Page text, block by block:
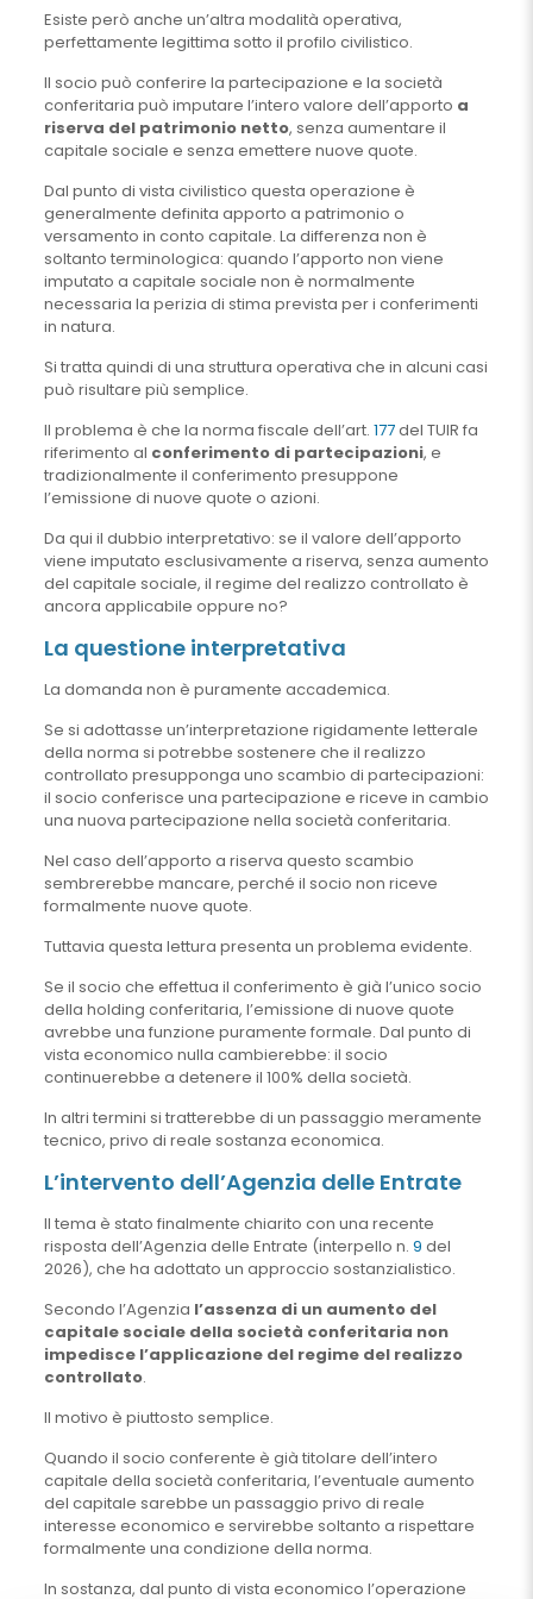
Esiste però anche un’altra modalità operativa,
perfettamente legittima sotto il profilo civilistico.
Il socio può conferire la partecipazione e la società
conferitaria può imputare l’intero valore dell’apporto a
riserva del patrimonio netto, senza aumentare il
capitale sociale e senza emettere nuove quote.
Dal punto di vista civilistico questa operazione è
generalmente definita apporto a patrimonio o
versamento in conto capitale. La differenza non è
soltanto terminologica: quando l’apporto non viene
imputato a capitale sociale non è normalmente
necessaria la perizia di stima prevista per i conferimenti
in natura.
Si tratta quindi di una struttura operativa che in alcuni casi
può risultare più semplice.
Il problema è che la norma fiscale dell’art. 177del TUIR fa
riferimento al conferimento di partecipazioni, e
tradizionalmente il conferimento presuppone
l’emissione di nuove quote o azioni.
Da qui il dubbio interpretativo: se il valore dell’apporto
viene imputato esclusivamente a riserva, senza aumento
del capitale sociale, il regime del realizzo controllato è
ancora applicabile oppure no?
La questione interpretativa
La domanda non è puramente accademica.
Se si adottasse un’interpretazione rigidamente letterale
della norma si potrebbe sostenere che il realizzo
controllato presupponga uno scambio di partecipazioni:
il socio conferisce una partecipazione e riceve in cambio
una nuova partecipazione nella società conferitaria.
Nel caso dell’apporto a riserva questo scambio
sembrerebbe mancare, perché il socio non riceve
formalmente nuove quote.
Tuttavia questa lettura presenta un problema evidente.
Se il socio che effettua il conferimento è già l’unico socio
della holding conferitaria, l’emissione di nuove quote
avrebbe una funzione puramente formale. Dal punto di
vista economico nulla cambierebbe: il socio
continuerebbe a detenere il 100% della società.
In altri termini si tratterebbe di un passaggio meramente
tecnico, privo di reale sostanza economica.
L’intervento dell’Agenzia delle Entrate
Il tema è stato finalmente chiarito con una recente
risposta dell’Agenzia delle Entrate (interpello n. 9 del
2026), che ha adottato un approccio sostanzialistico.
Secondo l’Agenzia l’assenza di un aumento del
capitale sociale della società conferitaria non
impedisce l’applicazione del regime del realizzo
controllato.
Il motivo è piuttosto semplice.
Quando il socio conferente è già titolare dell’intero
capitale della società conferitaria, l’eventuale aumento
del capitale sarebbe un passaggio privo di reale
interesse economico e servirebbe soltanto a rispettare
formalmente una condizione della norma.
In sostanza, dal punto di vista economico l’operazione